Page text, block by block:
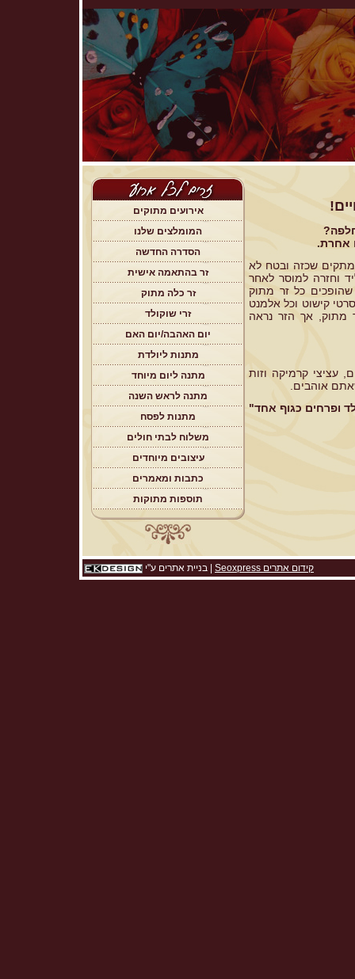
אחרת.
שכזה ובטח לא
וחזרה למוסר לאחר
כל זר מתוק
קישוט וכל אלמנט
מתוק, אך הזר נראה
עציצי קרמיקה וזות
אוהבים.
ופרחים כגוף אחד"
אירועים מתוקים
המומלצים שלנו
הסדרה החדשה
זר בהתאמה אישית
זר כלה מתוק
זרי שוקולד
יום האהבה/יום האם
מתנות ליולדת
מתנה ליום מיוחד
מתנה לראש השנה
מתנות לפסח
משלוח לבתי חולים
עיצובים מיוחדים
כתבות ומאמרים
תוספות מתוקות
קידום אתרים Seoxpress בניית אתרים ע"י